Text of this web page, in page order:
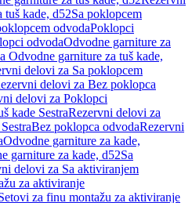
tuš kade, d52Sa poklopcem
odvodaPoklopci
odvodaOdvodne garniture za
Odvodne garniture za tuš kade,
delovi za Sa poklopcem
delovi za Bez poklopca
delovi za Poklopci
kade SestraRezervni delovi za
Bez poklopca odvodaRezervni
Odvodne garniture za kade,
garniture za kade, d52Sa
delovi za Sa aktiviranjem
za aktiviranje
za finu montažu za aktiviranje